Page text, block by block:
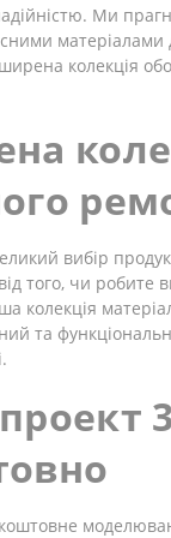
Ми
колекція
вибір
того, чи робите
колекція
та